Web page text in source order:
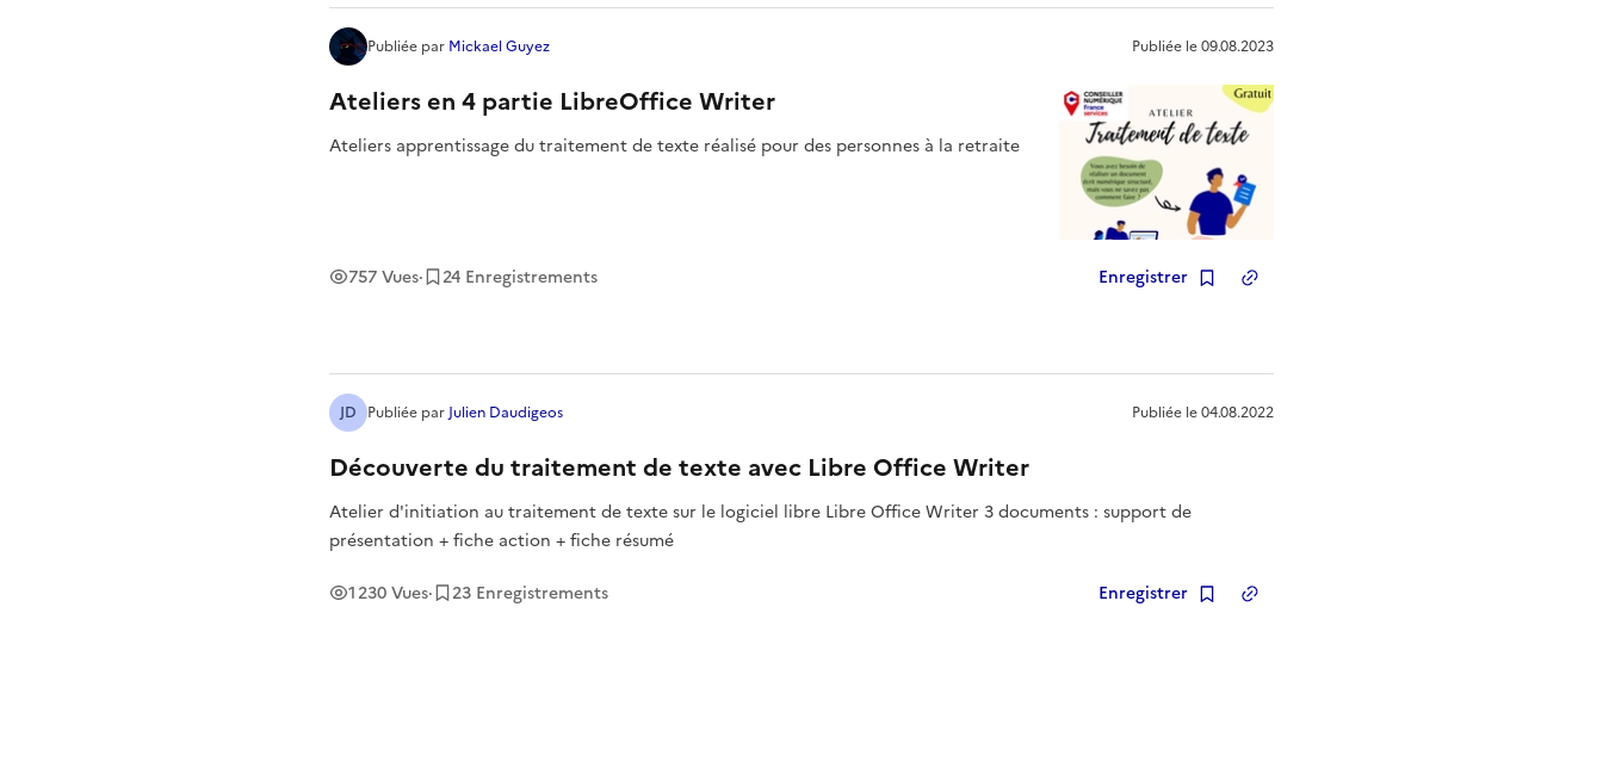
Ateliers en 4 partie LibreOffice Writer
Ateliers apprentissage du traitement de texte réalisé pour des personnes à la retraite
757Vues· 24 Enregistrements Enregistrer Copier le lien
Publiée par Mickael Guyez Publiée le09.08.2023
Découverte du traitement de texte avec Libre Office Writer
Atelier d'initiation au traitement de texte sur le logiciel libre Libre Office Writer 3 documents : support de
présentation + fiche action + fiche résumé
1 230Vues· 23 Enregistrements Enregistrer Copier le lien
JD Publiée parJulien Daudigeos Publiée le04.08.2022